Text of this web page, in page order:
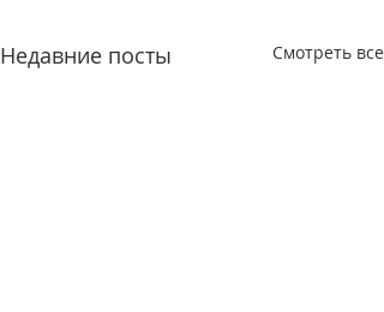
Недавние посты Смотреть все